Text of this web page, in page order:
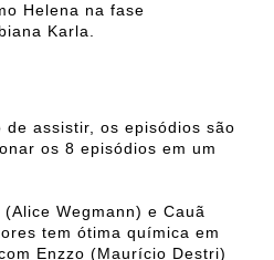
Helena na fase
Karla.
de assistir, os episódios são
os 8 episódios em um
Wegmann) e Cauã
tem ótima química em
Enzzo (Maurício Destri)